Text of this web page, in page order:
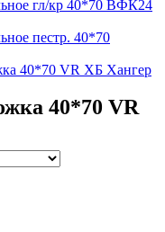
гл/кр 40*70 ВФК24
пестр. 40*70
40*70 VR ХБ Хангер
40*70 VR